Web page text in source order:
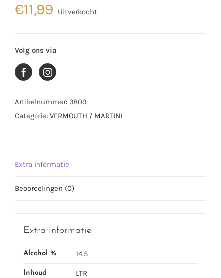
€11,99 Uitverkocht
Volg ons via
Artikelnummer: 3809
Categorie: VERMOUTH / MARTINI
Extra informatie
Beoordelingen (0)
Extra informatie
Alcohol % 14.5
Inhoud LTR